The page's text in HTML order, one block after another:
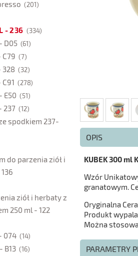
(201)
- 236 (334)
D05 (61)
C79 (7)
328 (32)
(278)
E50 (51)
237 (12)
spodkiem 237-
do parzenia ziół i
ziół i herbaty z
250 ml - 122
074 (14)
B13 (16)
OPIS
KUBEK 300 ml
Wzór
granatowym.
Oryginalna
Produkt
Można
PARAMETRY